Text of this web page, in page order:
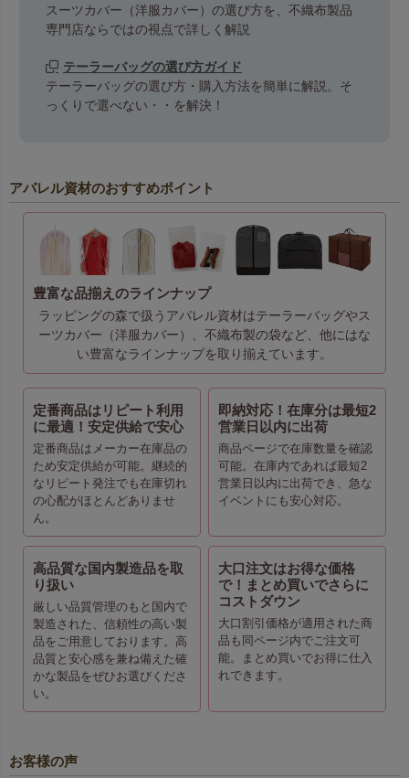
スーツカバー（洋服カバー）の選び方を、不織布製品
専門店ならではの視点で詳しく解説
テーラーバッグの選び方ガイド
テーラーバッグの選び方・購入方法を簡単に解説。そ
っくりで選べない・・を解決！
アパレル資材のおすすめポイント
豊富な品揃えのラインナップ
ラッピングの森で扱うアパレル資材はテーラーバッグやス
ーツカバー（洋服カバー）、不織布製の袋など、他にはな
い豊富なラインナップを取り揃えています。
定番商品はリピート利用
に最適！安定供給で安心
定番商品はメーカー在庫品の
ため安定供給が可能。継続的
なリピート発注でも在庫切れ
の心配がほとんどありませ
ん。
即納対応！在庫分は最短2
営業日以内に出荷
商品ページで在庫数量を確認
可能。在庫内であれば最短2
営業日以内に出荷でき、急な
イベントにも安心対応。
高品質な国内製造品を取
り扱い
厳しい品質管理のもと国内で
製造された、信頼性の高い製
品をご用意しております。高
品質と安心感を兼ね備えた確
かな製品をぜひお選びくださ
い。
大口注文はお得な価格
で！まとめ買いでさらに
コストダウン
大口割引価格が適用された商
品も同ページ内でご注文可
能。まとめ買いでお得に仕入
れできます。
お客様の声